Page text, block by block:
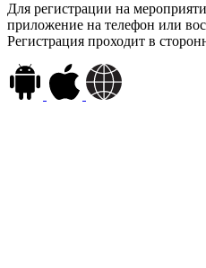
Для регистрации на
приложение на телефон или
Регистрация проходит в